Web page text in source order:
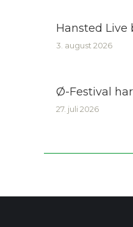
Hansted Live
3. august 2026
Ø-Festival
27. juli 2026